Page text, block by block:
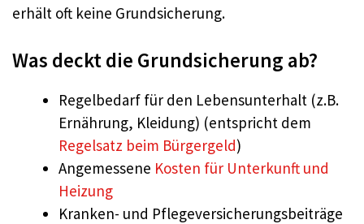
erhält oft keine Grundsicherung.
Was deckt die Grundsicherung ab?
Regelbedarf für den Lebensunterhalt (z.B.
Ernährung, Kleidung) (entspricht dem
Regelsatz beim Bürgergeld)
Angemessene Kosten für Unterkunft und
Heizung
Kranken- und Pflegeversicherungsbeiträge